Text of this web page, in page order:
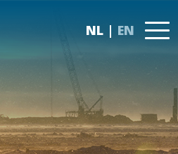
NL EN